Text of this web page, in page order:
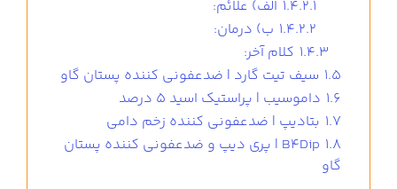
1.4.2.1 الف) علائم:
1.4.2.2 ب) درمان:
1.4.3 کلام آخر:
1.5 سیف تیت گارد | ضدعفونی کننده پستان گاو
1.6 داموسیب | پراستیک اسید 5 درصد
1.7 بتادیپ | ضدعفونی کننده زخم دامی
1.8
B4Dip | پری دیپ و ضدعفونی کننده پستان
گاو